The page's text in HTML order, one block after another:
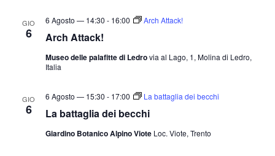
z
GIO
6 Arch Attack!
6 Agosto — 14:30 - 16:00 Arch Attack!
Museo delle palafitte di Ledrovia al Lago, 1, Molina di Ledro,
Italia
GIO
6 La battaglia dei becchi
6 Agosto — 15:30 - 17:00 La battaglia dei becchi
Giardino Botanico Alpino Viote Loc. Viote, Trento